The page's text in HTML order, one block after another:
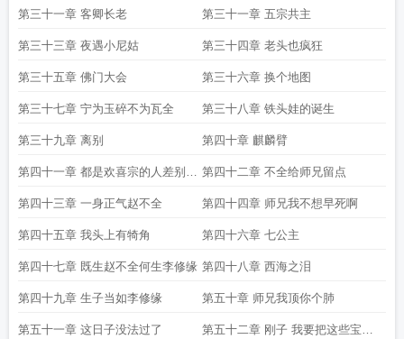
第三十一章 客卿长老 第三十一章 五宗共主
第三十三章 夜遇小尼姑 第三十四章 老头也疯狂
第三十五章 佛门大会 第三十六章 换个地图
第三十七章 宁为玉碎不为瓦全 第三十八章 铁头娃的诞生
第三十九章 离别 第四十章 麒麟臂
第四十一章 都是欢喜宗的人差别怎
么这么大呢
第四十二章 不全给师兄留点
第四十三章 一身正气赵不全 第四十四章 师兄我不想早死啊
第四十五章 我头上有犄角 第四十六章 七公主
第四十七章 既生赵不全何生李修缘 第四十八章 西海之泪
第四十九章 生子当如李修缘 第五十章 师兄我顶你个肺
第五十一章 这日子没法过了 第五十二章 刚子 我要把这些宝贝